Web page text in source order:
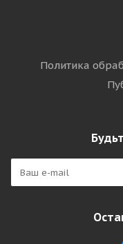
Политика